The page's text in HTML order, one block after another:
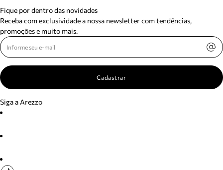
Mule
Rasteira
Precisa de ajuda?
Meus pedidos
Fique por dentro das novidades
Receba com exclusividade a nossa newsletter com tendências,
promoções e muito mais.
Cadastrar
Siga a Arezzo